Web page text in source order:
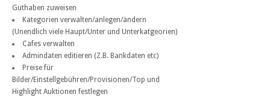
Guthaben zuweisen
Kategorien verwalten/anlegen/ändern
(Unendlich viele Haupt/Unter und Unterkatgeorien)
Cafes verwalten
Admindaten editieren (Z.B. Bankdaten etc)
Preise für
Bilder/Einstellgebühren/Provisionen/Top und
Highlight Auktionen festlegen